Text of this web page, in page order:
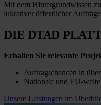
Mit dem Hintergrundwissen
lukrativer öffentlicher Aufträge
DIE DTAD
Erhalten Sie relevante
Auftragschancen in
Nationale und EU-
Unsere Leistungen im